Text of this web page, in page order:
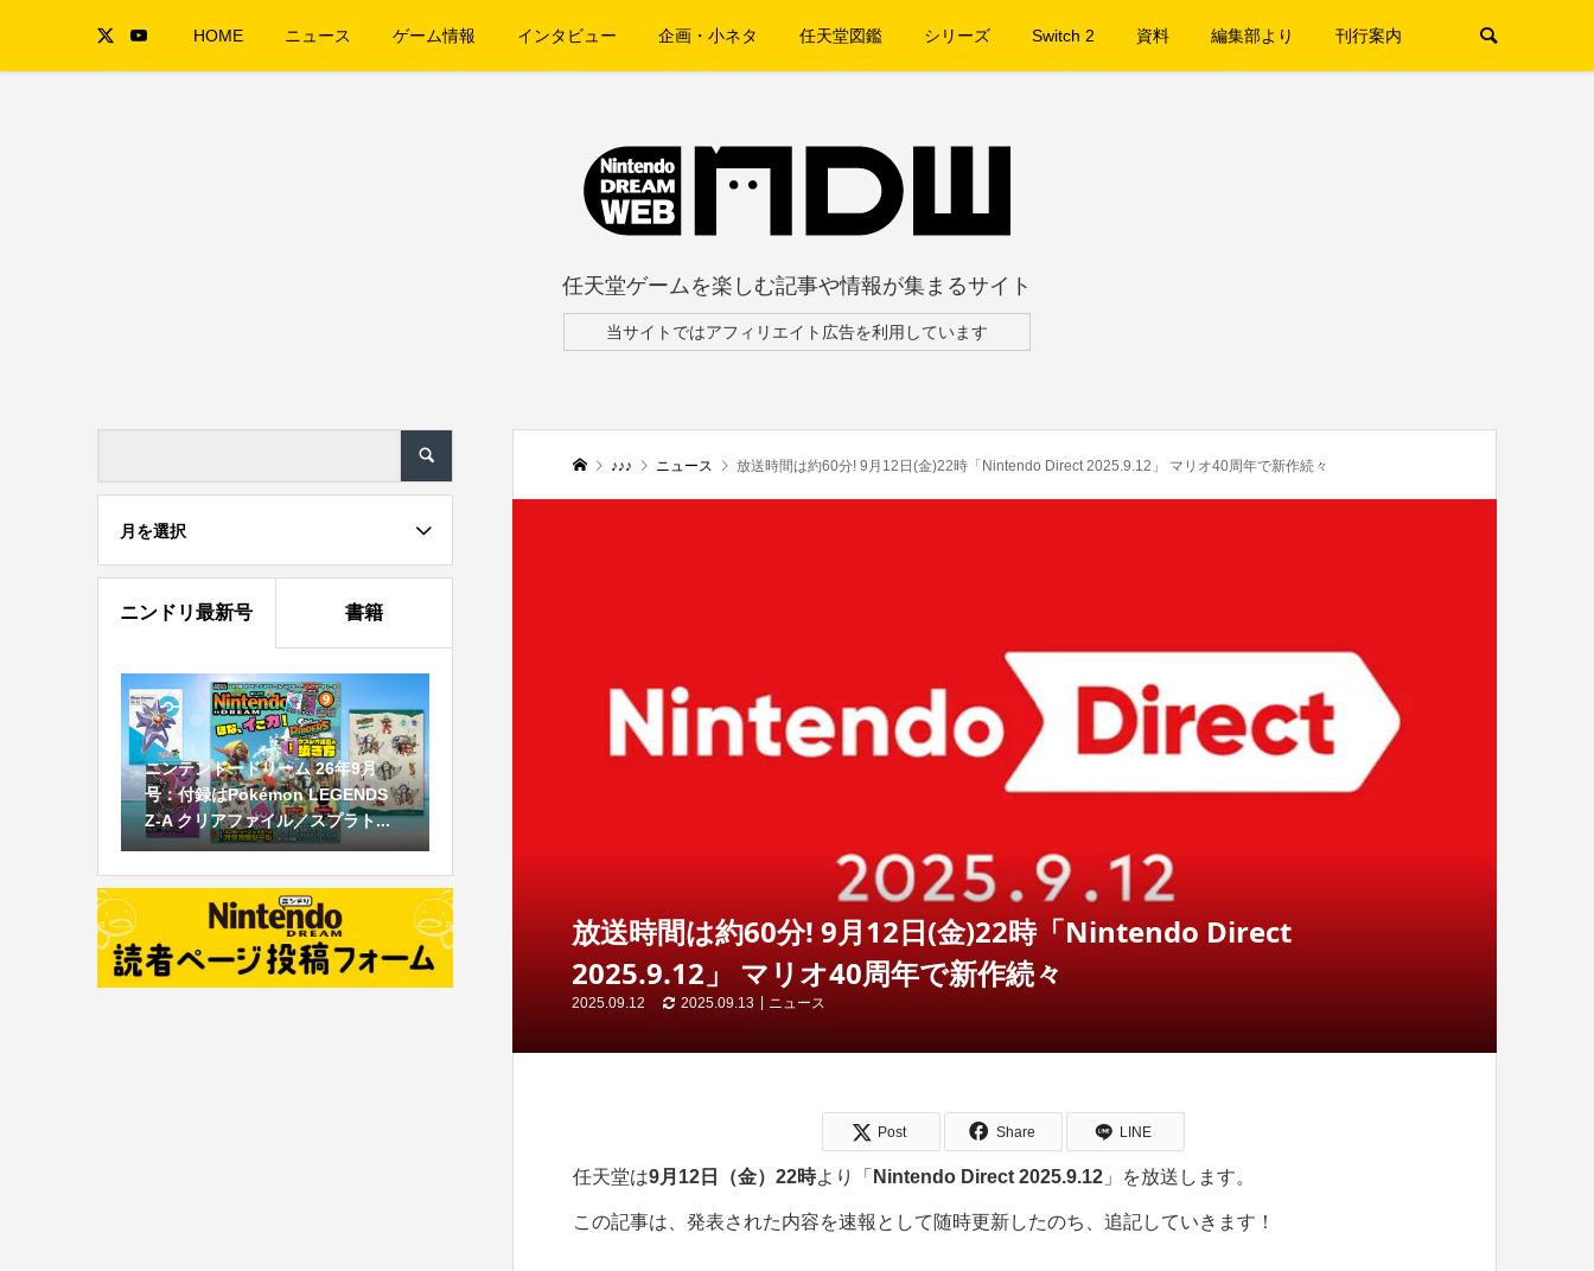
HOME ニュース ゲーム情報 インタビュー 企画・小ネタ 任天堂図鑑 シリーズ Switch 2 資料 編集部より 刊行案内
任天堂ゲームを楽しむ記事や情報が集まるサイト
当サイトではアフィリエイト広告を利用しています
♪♪♪ ニュース 放送時間は約60分! 9月12日(金)22時「Nintendo Direct 2025.9.12」 マリオ40周年で新作続々
放送時間は約60分! 9月12日(金)22時「Nintendo Direct
2025.9.12」 マリオ40周年で新作続々
2025.09.12 2025.09.13 ニュース
Post Share LINE
任天堂は9月12日（金）22時より「 Nintendo Direct 2025.9.12」を放送します。
この記事は、発表された内容を速報として随時更新したのち、追記していきます！
月を選択
ニンドリ最新号 書籍
ニンテンドードリーム 26年9月
号：付録はPokémon LEGENDS
Z-A クリアファイル／スプラト...